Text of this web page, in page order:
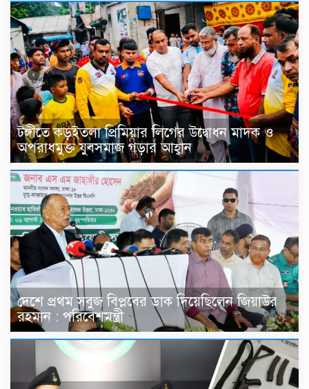
টঙ্গীতে কড়ইতলা প্রিমিয়ার লিগের উদ্বোধন মাদক ও
অপরাধমুক্ত যুবসমাজ গড়ার আহ্বান
দেশে প্রথম সবুজ বিপ্লবের ডাক দিয়েছিলেন জিয়াউর
রহমান : পরিবেশমন্ত্রী